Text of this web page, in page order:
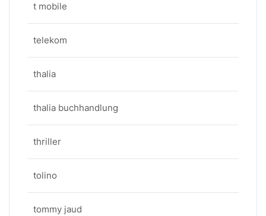
t mobile
telekom
thalia
thalia buchhandlung
thriller
tolino
tommy jaud